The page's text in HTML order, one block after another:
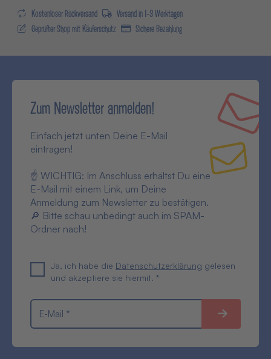
Kostenloser Rückversand
Geprüfter Shop mit Käuferschutz
Sichere Bezahlung
Versand in 1-3 Werktagen
Zum Newsletter anmelden!
Einfach jetzt unten Deine E-Mail
eintragen!
☝ WICHTIG: Im Anschluss erhältst Du eine
E-Mail mit einem Link, um Deine
Anmeldung zum Newsletter zu bestätigen.
🔎 Bitte schau unbedingt auch im SPAM-
Ordner nach!
E-Mail *
Ja, ich habe die Datenschutzerklärung gelesen
und akzeptiere sie hiermit. *